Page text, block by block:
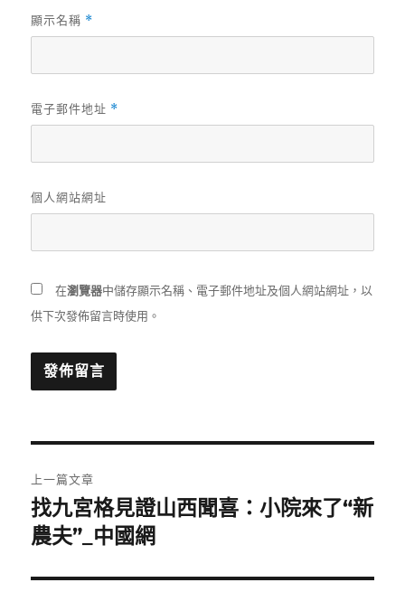
顯示名稱 *
電子郵件地址 *
個人網站網址
在瀏覽器中儲存顯示名稱、電子郵件地址及個人網站網址，以
供下次發佈留言時使用。
章
導
覽
上一篇文章
上
一
文
找九宮格見證山西聞喜：小院來了“新
農夫”_中國網